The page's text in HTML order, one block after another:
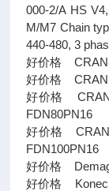
000-2/A HS
M/M7 Chain
440-480, 3
好价格
好价格
好价格
FDN80PN16
好价格
FDN100PN16
好价格
好价格